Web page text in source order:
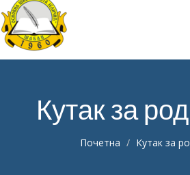
Кутак за
Почетна Кутак за